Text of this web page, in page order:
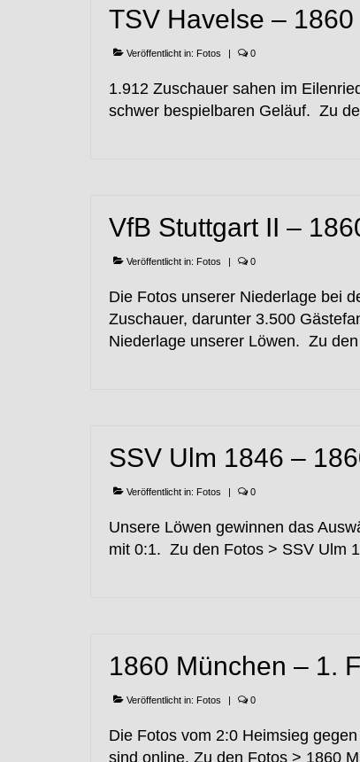
TSV Havelse –
Veröffentlicht in: Fotos | 0
1.912 Zuschauer sahen im
schwer bespielbaren Geläuf. Zu
VfB Stuttgart II –
Veröffentlicht in: Fotos | 0
Die Fotos unserer Niederlage bei
Zuschauer, darunter 3.500
Niederlage unserer Löwen. Zu
SSV Ulm 1846 –
Veröffentlicht in: Fotos | 0
Unsere Löwen gewinnen das
mit 0:1. Zu den Fotos > SSV Ulm
1860 München – 1.
Veröffentlicht in: Fotos | 0
Die Fotos vom 2:0 Heimsieg
sind online. Zu den Fotos > 1860